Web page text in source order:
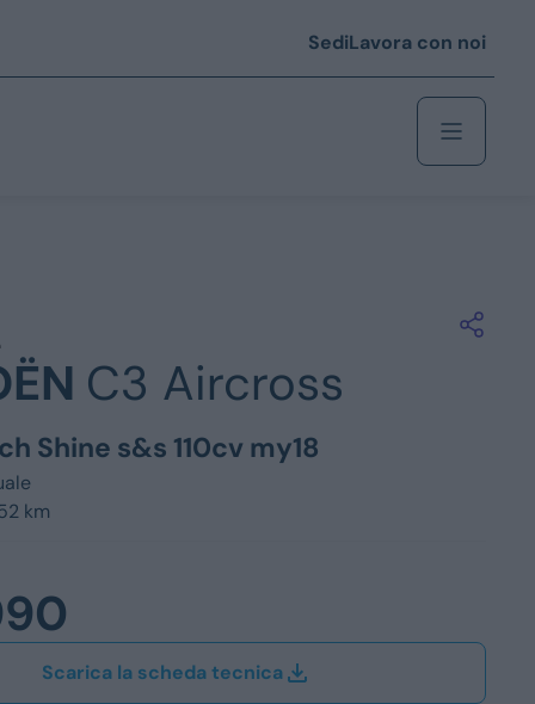
SediLavora con noi
25.000
€ 35.000C3 Aircross
Shine s&s 110cv my18
km
Scarica la scheda tecnica